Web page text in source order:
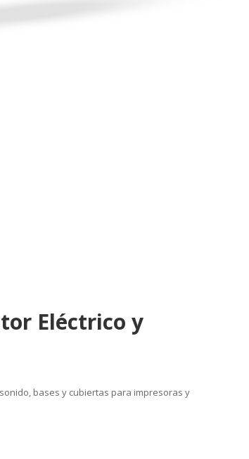
Eléctrico y
bases y cubiertas para impresoras y